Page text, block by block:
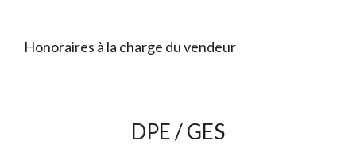
Honoraires à la charge du vendeur
DPE / GES